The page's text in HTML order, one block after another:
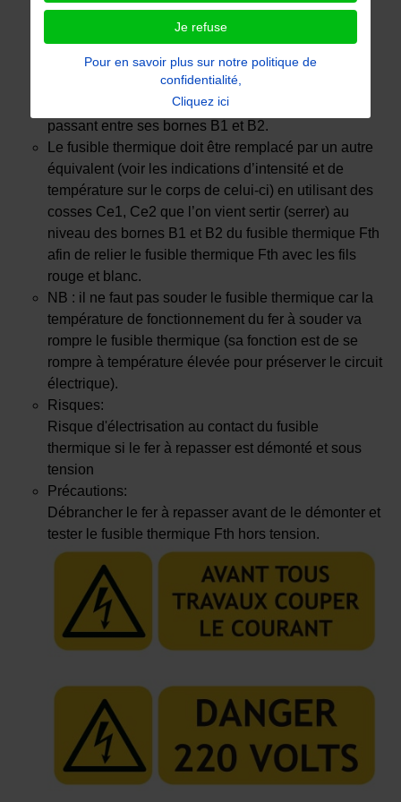
démontage car il est situé à l’intérieur d’une gaine
thermique).
Après un test de continuité, on constate que le
fusible thermique Fth est défaillant car il n’est pas
passant entre ses bornes B1 et B2.
Le fusible thermique doit être remplacé par un autre
équivalent (voir les indications d’intensité et de
température sur le corps de celui-ci) en utilisant des
cosses Ce1, Ce2 que l’on vient sertir (serrer) au
niveau des bornes B1 et B2 du fusible thermique Fth
afin de relier le fusible thermique Fth avec les fils
rouge et blanc.
NB : il ne faut pas souder le fusible thermique car la
température de fonctionnement du fer à souder va
rompre le fusible thermique (sa fonction est de se
rompre à température élevée pour préserver le circuit
électrique).
Risques:
Risque d'électrisation au contact du fusible
thermique si le fer à repasser est démonté et sous
tension
Précautions:
Débrancher le fer à repasser avant de le démonter et
tester le fusible thermique Fth hors tension.
Je refuse
Pour en savoir plus sur notre politique de
confidentialité,
Cliquez ici